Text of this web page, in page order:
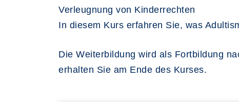
Verleugnung von Kinderrechten
In diesem Kurs erfahren Sie, was
Die Weiterbildung wird als Fortbildung
erhalten Sie am Ende des Kurses.